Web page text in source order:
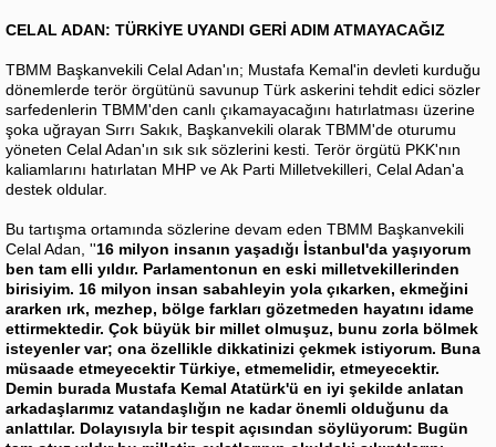
CELAL ADAN: TÜRKİYE UYANDI GERİ ADIM ATMAYACAĞIZ
TBMM Başkanvekili Celal Adan'ın; Mustafa Kemal'in devleti kurduğu
dönemlerde terör örgütünü savunup Türk askerini tehdit edici sözler
sarfedenlerin TBMM'den canlı çıkamayacağını hatırlatması üzerine
şoka uğrayan Sırrı Sakık, Başkanvekili olarak TBMM'de oturumu
yöneten Celal Adan'ın sık sık sözlerini kesti. Terör örgütü PKK'nın
kaliamlarını hatırlatan MHP ve Ak Parti Milletvekilleri, Celal Adan'a
destek oldular.
Bu tartışma ortamında sözlerine devam eden TBMM Başkanvekili
Celal Adan, ''16 milyon insanın yaşadığı İstanbul'da yaşıyorum
ben tam elli yıldır. Parlamentonun en eski milletvekillerinden
birisiyim. 16 milyon insan sabahleyin yola çıkarken, ekmeğini
ararken ırk, mezhep, bölge farkları gözetmeden hayatını idame
ettirmektedir. Çok büyük bir millet olmuşuz, bunu zorla bölmek
isteyenler var; ona özellikle dikkatinizi çekmek istiyorum. Buna
müsaade etmeyecektir Türkiye, etmemelidir, etmeyecektir.
Demin burada Mustafa Kemal Atatürk'ü en iyi şekilde anlatan
arkadaşlarımız vatandaşlığın ne kadar önemli olduğunu da
anlattılar. Dolayısıyla bir tespit açısından söylüyorum: Bugün